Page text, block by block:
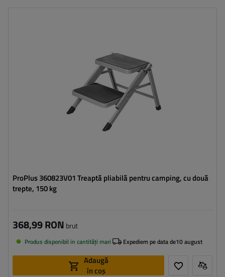
ProPlus 360823V01 Treaptă pliabilă pentru camping, cu două
trepte, 150 kg
368,99 RON brut
Produs disponibil in cantități mari Expediem pe data de10 august
Adaugă
în coș